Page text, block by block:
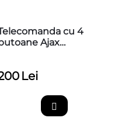
cu 4
Ajax
Lei